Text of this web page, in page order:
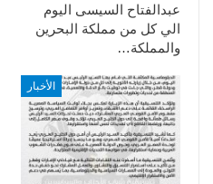
عبدالفتاح السيسى اليوم
الي كل من مملكة البحرين
والمملكة…
الأخبار